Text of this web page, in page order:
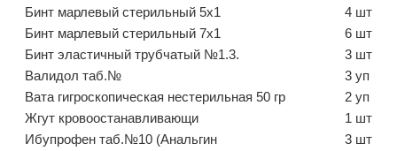
Бинт марлевый стерильный 5х1
4 шт
Бинт марлевый стерильный 7х1
6 шт
Бинт эластичный трубчатый №1.3.
3 шт
Валидол таб.№
3 уп
Вата гигроскопическая нестерильная 50 гр
2 уп
Жгут кровоостанавливающи
1 шт
Ибупрофен таб.№10 (Анальгин
3 шт